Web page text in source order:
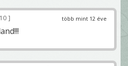
több mint 12 éve
10